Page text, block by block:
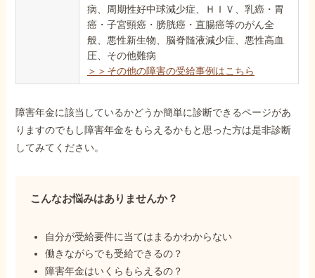
病、周期性好中球減少症、ＨＩＶ、乳癌・胃
癌・子宮頸癌・膀胱癌・直腸癌等のがん全
般、悪性新生物、脳脊髄液減少症、悪性高血
圧、その他難病
＞＞その他の障害の受給事例はこちら
障害年金に該当しているかどうか簡単に診断できるページがあ
りますのでもし障害年金をもらえるかもと思った方は是非診断
してみてください。
こんなお悩みはありませんか？
自分が受給要件に当てはまるかわからない
働きながらでも受給できるの？
障害年金はいくらもらえるの？